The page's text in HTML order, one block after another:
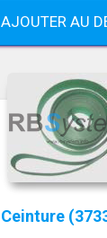
AJOUTER AU
Ceinture